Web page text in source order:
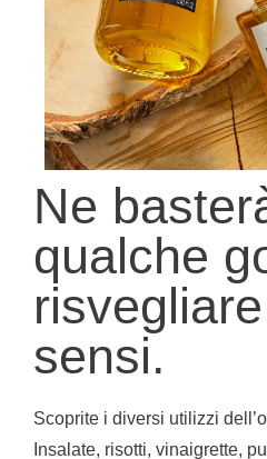
Ne
qualche
sensi.
Scoprite i diversi utilizzi
Insalate, risotti, vinaigrette,